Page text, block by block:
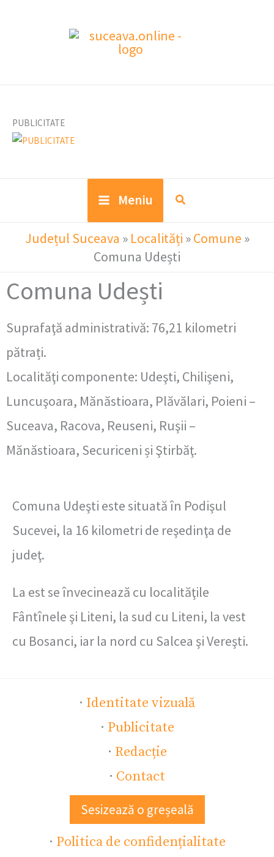
PUBLICITATE
Meniu
Județul Suceava » Localități »Comune »
Comuna Udești
Comuna Udești
Suprafaţă administrativă: 76,21 kilometri
pătrați.
Localităţi componente: Udeşti, Chilişeni,
Luncuşoara, Mănăstioara, Plăvălari, Poieni –
Suceava, Racova, Reuseni, Ruşii –
Mănăstioara, Securiceni și Ştirbăţ.
Comuna Udeşti este situată în Podişul
Sucevei, la 16 kilometri de reşedinţa de
judeţ.
La est se învecinează cu localităţile
Fântînele şi Liteni, la sud cu Liteni, la vest
cu Bosanci, iar la nord cu Salcea şi Vereşti.
· Identitate vizuală
· Publicitate
· Redacție
· Contact
Sesizează o greșeală
· Politica de confidențialitate